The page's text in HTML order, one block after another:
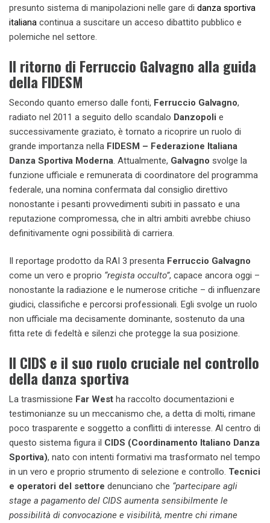
presunto sistema di manipolazioni nelle gare di danza sportiva
italiana continua a suscitare un acceso dibattito pubblico e
polemiche nel settore.
Il ritorno di Ferruccio Galvagno alla guida
della FIDESM
Secondo quanto emerso dalle fonti, Ferruccio Galvagno,
radiato nel 2011 a seguito dello scandalo Danzopoli e
successivamente graziato, è tornato a ricoprire un ruolo di
grande importanza nella FIDESM – Federazione Italiana
Danza Sportiva Moderna. Attualmente, Galvagno svolge la
funzione ufficiale e remunerata di coordinatore del programma
federale, una nomina confermata dal consiglio direttivo
nonostante i pesanti provvedimenti subiti in passato e una
reputazione compromessa, che in altri ambiti avrebbe chiuso
definitivamente ogni possibilità di carriera.
Il reportage prodotto da RAI 3 presenta Ferruccio Galvagno
come un vero e proprio “regista occulto”, capace ancora oggi –
nonostante la radiazione e le numerose critiche – di influenzare
giudici, classifiche e percorsi professionali. Egli svolge un ruolo
non ufficiale ma decisamente dominante, sostenuto da una
fitta rete di fedeltà e silenzi che protegge la sua posizione.
Il CIDS e il suo ruolo cruciale nel controllo
della danza sportiva
La trasmissione Far West ha raccolto documentazioni e
testimonianze su un meccanismo che, a detta di molti, rimane
poco trasparente e soggetto a conflitti di interesse. Al centro di
questo sistema figura il CIDS (Coordinamento Italiano Danza
Sportiva), nato con intenti formativi ma trasformato nel tempo
in un vero e proprio strumento di selezione e controllo. Tecnici
e operatori del settore denunciano che “partecipare agli
stage a pagamento del CIDS aumenta sensibilmente le
possibilità di convocazione e visibilità, mentre chi rimane